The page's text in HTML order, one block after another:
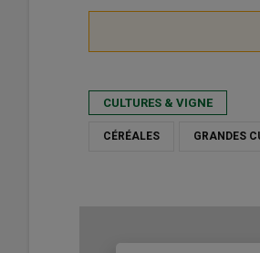
CULTURES & VIGNE
CÉRÉALES GRANDES